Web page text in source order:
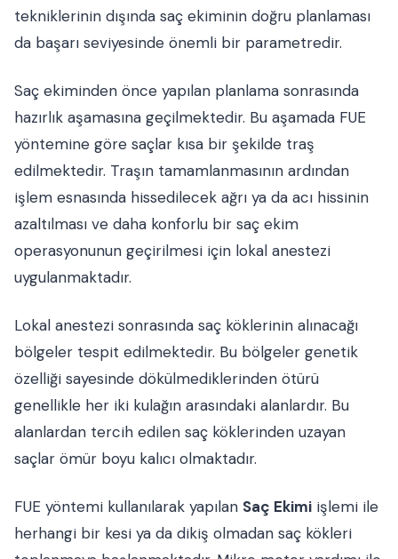
tekniklerinin dışında saç ekiminin doğru planlaması
da başarı seviyesinde önemli bir parametredir.
Saç ekiminden önce yapılan planlama sonrasında
hazırlık aşamasına geçilmektedir. Bu aşamada FUE
yöntemine göre saçlar kısa bir şekilde traş
edilmektedir. Traşın tamamlanmasının ardından
işlem esnasında hissedilecek ağrı ya da acı hissinin
azaltılması ve daha konforlu bir saç ekim
operasyonunun geçirilmesi için lokal anestezi
uygulanmaktadır.
Lokal anestezi sonrasında saç köklerinin alınacağı
bölgeler tespit edilmektedir. Bu bölgeler genetik
özelliği sayesinde dökülmediklerinden ötürü
genellikle her iki kulağın arasındaki alanlardır. Bu
alanlardan tercih edilen saç köklerinden uzayan
saçlar ömür boyu kalıcı olmaktadır.
FUE yöntemi kullanılarak yapılan Saç Ekimi işlemi ile
herhangi bir kesi ya da dikiş olmadan saç kökleri